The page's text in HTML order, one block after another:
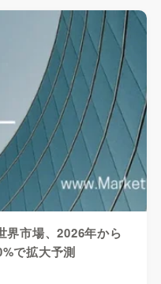
界市場、2026年から
で拡大予測